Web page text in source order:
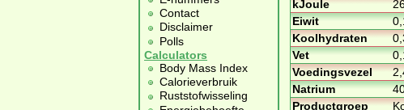
Contact
Disclaimer
Polls
Calculators
Body Mass Index
Calorieverbruik
Ruststofwisseling
kJoule
Eiwit
Koolhydraten
Vet
Voedingsvezel
Natrium
Productgroep